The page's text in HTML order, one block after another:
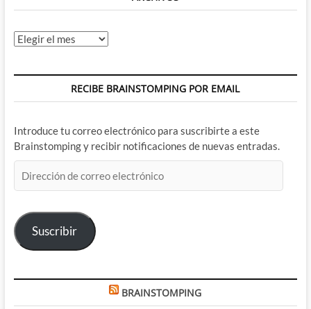
Archivos
RECIBE BRAINSTOMPING POR EMAIL
Introduce tu correo electrónico para suscribirte a este
Brainstomping y recibir notificaciones de nuevas entradas.
de
electrónico
Suscribir
BRAINSTOMPING